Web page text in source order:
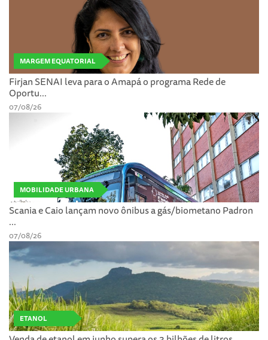
MARGEM EQUATORIAL
Firjan SENAI leva para o Amapá o programa Rede de
Oportu...
07/08/26
MOBILIDADE URBANA
Scania e Caio lançam novo ônibus a gás/biometano Padron
...
07/08/26
ETANOL